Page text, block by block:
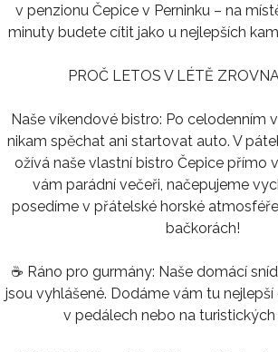
v penzionu Čepice v Perninku – na
minuty budete cítit jako u nejlepších
PROČ LETOS V LÉTĚ
Naše víkendové bistro: Po celodenním
nikam spěchat ani startovat auto. V
ožívá naše vlastní bistro Čepice přímo
vám parádní večeři, načepujeme
posedíme v přátelské horské
bačkorách!
☕ Ráno pro gurmány: Naše domácí
jsou vyhlášené. Dodáme vám tu nejlepší
v pedálech nebo na turistických